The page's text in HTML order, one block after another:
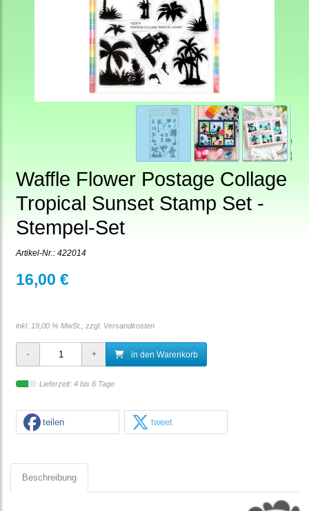
Waffle Flower Postage Collage
Tropical Sunset Stamp Set -
Stempel-Set
Artikel-Nr.: 422014
16,00 €
inkl. 19,00 % MwSt., zzgl. Versandkosten
in den Warenkorb
Lieferzeit: 4 bis 6 Tage
teilen tweet
Beschreibung